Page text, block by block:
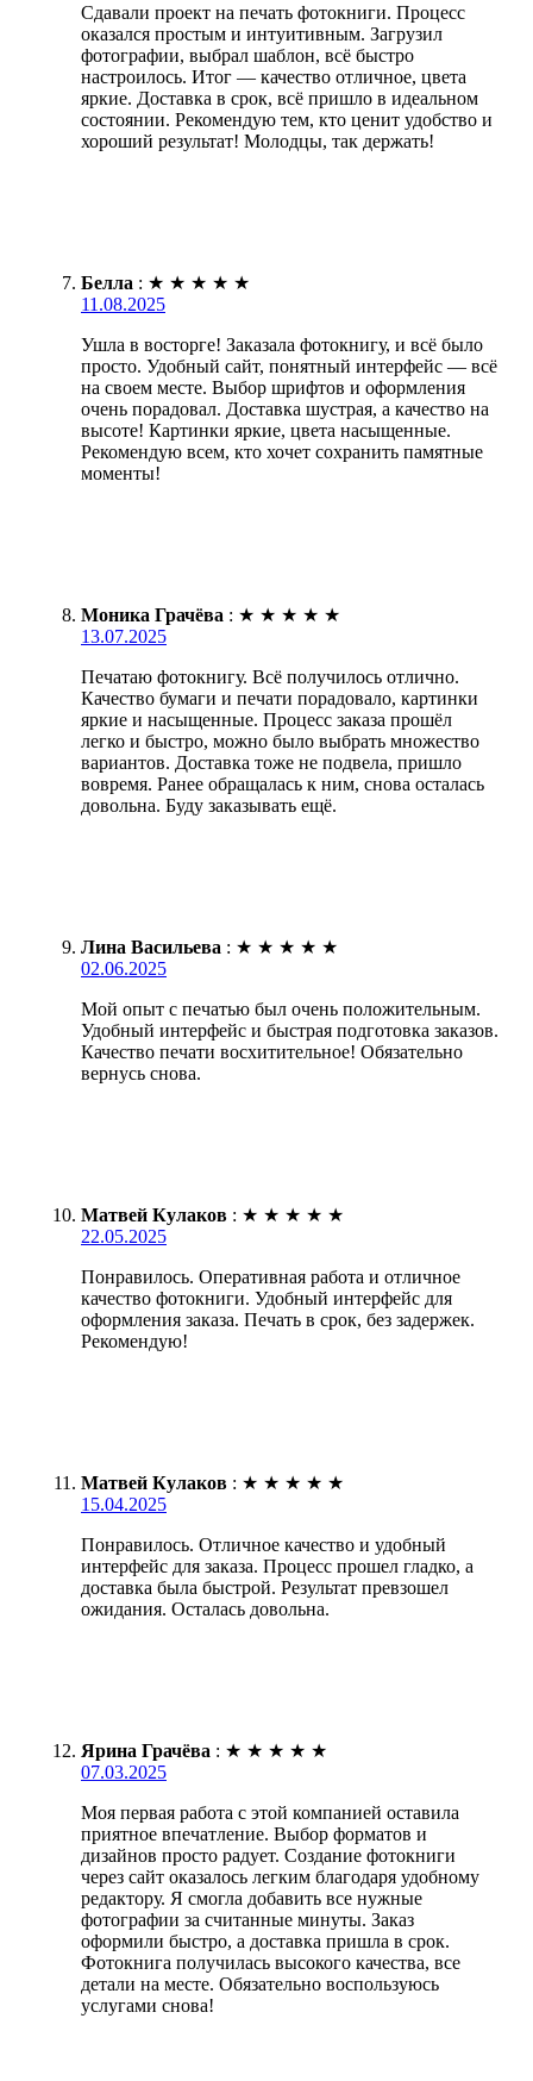
Сдавали проект на печать фотокниги. Процесс
оказался простым и интуитивным. Загрузил
фотографии, выбрал шаблон, всё быстро
настроилось. Итог — качество отличное, цвета
яркие. Доставка в срок, всё пришло в идеальном
состоянии. Рекомендую тем, кто ценит удобство и
хороший результат! Молодцы, так держать!
Белла : ★ ★ ★ ★ ★
11.08.2025
Ушла в восторге! Заказала фотокнигу, и всё было
просто. Удобный сайт, понятный интерфейс — всё
на своем месте. Выбор шрифтов и оформления
очень порадовал. Доставка шустрая, а качество на
высоте! Картинки яркие, цвета насыщенные.
Рекомендую всем, кто хочет сохранить памятные
моменты!
Моника Грачёва : ★ ★ ★ ★ ★
13.07.2025
Печатаю фотокнигу. Всё получилось отлично.
Качество бумаги и печати порадовало, картинки
яркие и насыщенные. Процесс заказа прошёл
легко и быстро, можно было выбрать множество
вариантов. Доставка тоже не подвела, пришло
вовремя. Ранее обращалась к ним, снова осталась
довольна. Буду заказывать ещё.
Лина Васильева : ★ ★ ★ ★ ★
02.06.2025
Мой опыт с печатью был очень положительным.
Удобный интерфейс и быстрая подготовка заказов.
Качество печати восхитительное! Обязательно
вернусь снова.
Матвей Кулаков : ★ ★ ★ ★ ★
22.05.2025
Понравилось. Оперативная работа и отличное
качество фотокниги. Удобный интерфейс для
оформления заказа. Печать в срок, без задержек.
Рекомендую!
Матвей Кулаков : ★ ★ ★ ★ ★
15.04.2025
Понравилось. Отличное качество и удобный
интерфейс для заказа. Процесс прошел гладко, а
доставка была быстрой. Результат превзошел
ожидания. Осталась довольна.
Ярина Грачёва : ★ ★ ★ ★ ★
07.03.2025
Моя первая работа с этой компанией оставила
приятное впечатление. Выбор форматов и
дизайнов просто радует. Создание фотокниги
через сайт оказалось легким благодаря удобному
редактору. Я смогла добавить все нужные
фотографии за считанные минуты. Заказ
оформили быстро, а доставка пришла в срок.
Фотокнига получилась высокого качества, все
детали на месте. Обязательно воспользуюсь
услугами снова!